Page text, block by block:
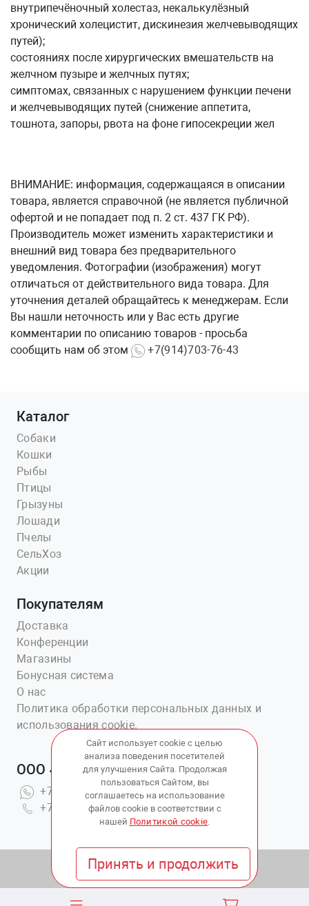
внутрипечёночный холестаз, некалькулёзный
хронический холецистит, дискинезия желчевыводящих
путей);
состояниях после хирургических вмешательств на
желчном пузыре и желчных путях;
симптомах, связанных с нарушением функции печени
и желчевыводящих путей (снижение аппетита,
тошнота, запоры, рвота на фоне гипосекреции жел
ВНИМАНИЕ: информация, содержащаяся в описании
товара, является справочной (не является публичной
офертой и не попадает под п. 2 ст. 437 ГК РФ).
Производитель может изменить характеристики и
внешний вид товара без предварительного
уведомления. Фотографии (изображения) могут
отличаться от действительного вида товара. Для
уточнения деталей обращайтесь к менеджерам. Если
Вы нашли неточность или у Вас есть другие
комментарии по описанию товаров - просьба
сообщить нам об этом
+7(914)703-76-43
Каталог
Собаки
Кошки
Рыбы
Птицы
Грызуны
Лошади
Пчелы
СельХоз
Акции
Покупателям
Доставка
Конференции
Магазины
Бонусная система
О нас
Политика обработки персональных данных и
использования cookie.
ООО «Ветаптека №1»
+7(914)703-76-43
+7(423)202-51-15 вн.4
© 2010 - 2026 Copyright:ВетАптека ДВ
Сайт использует cookie с целью
анализа поведения посетителей
для улучшения Сайта. Продолжая
пользоваться Сайтом, вы
соглашаетесь на использование
файлов cookie в соответствии с
нашей Политикой cookie.
Принять и продолжить